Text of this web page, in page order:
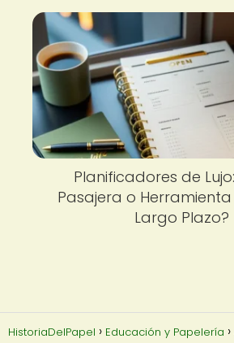
Planificadores de
Pasajera o Herramienta
Largo Plazo?
HistoriaDelPapel Educación y Papelería